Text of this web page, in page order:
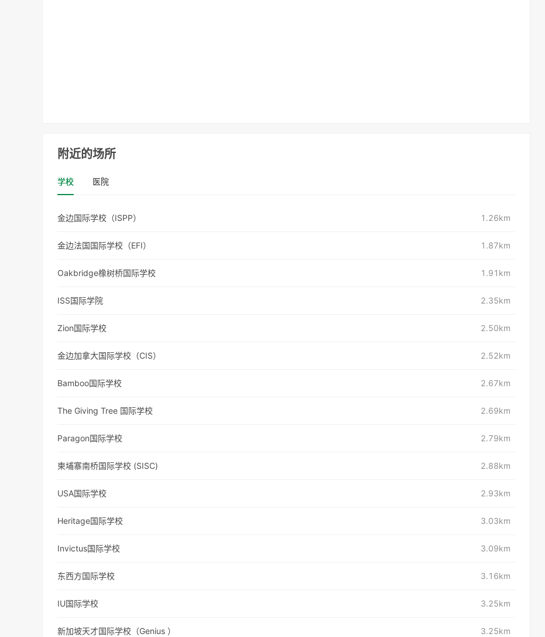
附近的场所
学校 医院
金边国际学校（ISPP） 1.26km
金边法国国际学校（EFI） 1.87km
Oakbridge橡树桥国际学校 1.91km
ISS国际学院 2.35km
Zion国际学校 2.50km
金边加拿大国际学校（CIS） 2.52km
Bamboo国际学校 2.67km
The Giving Tree 国际学校 2.69km
Paragon国际学校 2.79km
柬埔寨南桥国际学校 (SISC) 2.88km
USA国际学校 2.93km
Heritage国际学校 3.03km
Invictus国际学校 3.09km
东西方国际学校 3.16km
IU国际学校 3.25km
新加坡天才国际学校（Genius ） 3.25km